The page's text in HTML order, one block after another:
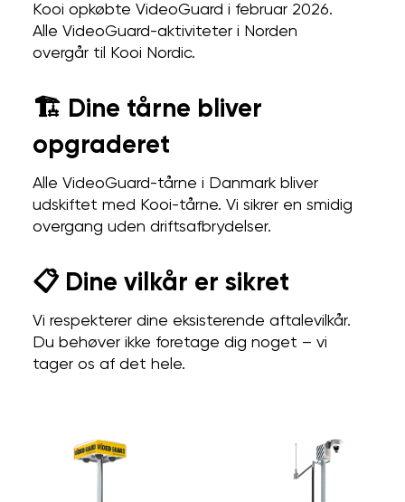
Kooi opkøbte VideoGuard i februar 2026.
Alle VideoGuard-aktiviteter i Norden
overgår til Kooi Nordic.
🏗️ Dine tårne bliver
opgraderet
Alle VideoGuard-tårne i Danmark bliver
udskiftet med Kooi-tårne. Vi sikrer en smidig
overgang uden driftsafbrydelser.
📋 Dine vilkår er sikret
Vi respekterer dine eksisterende aftalevilkår.
Du behøver ikke foretage dig noget – vi
tager os af det hele.